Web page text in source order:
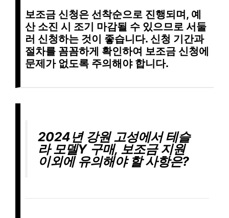
보조금 신청은 선착순으로 진행되며, 예
산 소진 시 조기 마감될 수 있으므로 서둘
러 신청하는 것이 좋습니다. 신청 기간과
절차를 꼼꼼하게 확인하여 보조금 신청에
문제가 없도록 주의해야 합니다.
2024년 강원 고성에서 테슬
라 모델Y 구매, 보조금 지원
이외에 유의해야 할 사항은?